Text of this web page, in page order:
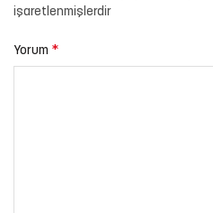
işaretlenmişlerdir
Yorum *